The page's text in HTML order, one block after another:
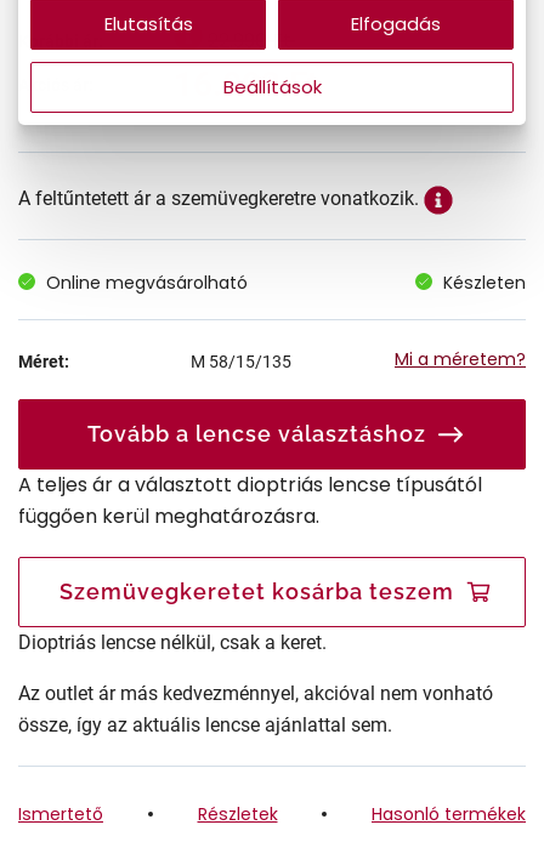
22.990 Ft
16.093 Ft
A feltűntetett ár a szemüvegkeretre vonatkozik.
Online megvásárolható Készleten
Méret: M 58/15/135 Mi a méretem?
Tovább a lencse választáshoz
A teljes ár a választott dioptriás lencse típusától
függően kerül meghatározásra.
Szemüvegkeretet kosárba teszem
Dioptriás lencse nélkül, csak a keret.
Az outlet ár más kedvezménnyel, akcióval nem vonható
össze, így az aktuális lencse ajánlattal sem.
Ismertető Részletek Hasonló termékek
Beállítások
Elutasítás Elfogadás